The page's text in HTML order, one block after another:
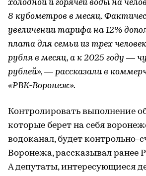
холодной и горячей воды на
8 кубометров в месяц.
увеличении тарифа на 12%
плата для семьи из трех
рубля в месяц, а к 2025 году —
рублей», — рассказали в
«РВК-Воронеж».
Контролировать выполнение
которые берет на себя
водоканал, будет контрольно-
Воронежа, рассказывал ранее
А депутаты, интересующиеся